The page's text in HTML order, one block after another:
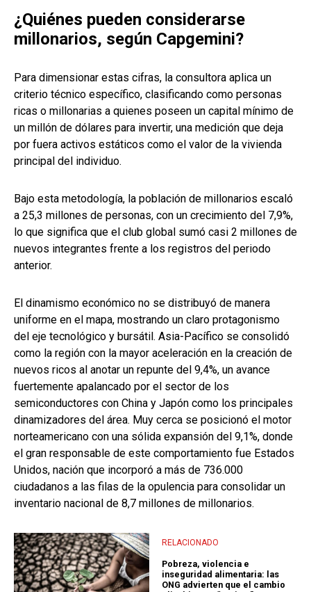
¿Quiénes pueden considerarse
millonarios, según Capgemini?
Para dimensionar estas cifras, la consultora aplica un
criterio técnico específico, clasificando como personas
ricas o millonarias a quienes poseen un capital mínimo de
un millón de dólares para invertir, una medición que deja
por fuera activos estáticos como el valor de la vivienda
principal del individuo.
Bajo esta metodología, la población de millonarios escaló
a 25,3 millones de personas, con un crecimiento del 7,9%,
lo que significa que el club global sumó casi 2 millones de
nuevos integrantes frente a los registros del periodo
anterior.
El dinamismo económico no se distribuyó de manera
uniforme en el mapa, mostrando un claro protagonismo
del eje tecnológico y bursátil. Asia-Pacífico se consolidó
como la región con la mayor aceleración en la creación de
nuevos ricos al anotar un repunte del 9,4%, un avance
fuertemente apalancado por el sector de los
semiconductores con China y Japón como los principales
dinamizadores del área. Muy cerca se posicionó el motor
norteamericano con una sólida expansión del 9,1%, donde
el gran responsable de este comportamiento fue Estados
Unidos, nación que incorporó a más de 736.000
ciudadanos a las filas de la opulencia para consolidar un
inventario nacional de 8,7 millones de millonarios.
RELACIONADO
Pobreza, violencia e
inseguridad alimentaria: las
ONG advierten que el cambio